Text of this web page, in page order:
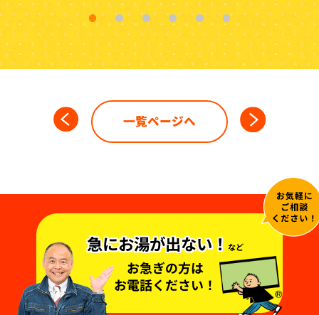
一覧ページへ
急にお湯が出ない！ など
お急ぎの方は
お電話ください！